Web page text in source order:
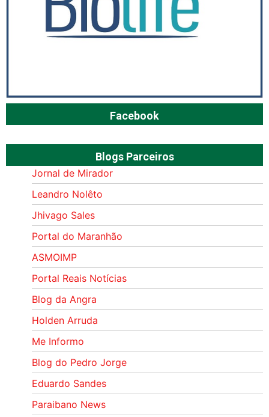
Facebook
Blogs Parceiros
Jornal de Mirador
Leandro Nolêto
Jhivago Sales
Portal do Maranhão
ASMOIMP
Portal Reais Notí­cias
Blog da Angra
Holden Arruda
Me Informo
Blog do Pedro Jorge
Eduardo Sandes
Paraibano News